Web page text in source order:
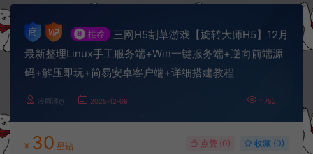
# 推荐
三网H5割草游戏【旋转大师H5】12月
最新整理Linux手工服务端+Win一键服务端+逆向前端源
码+解压即玩+简易安卓客户端+详细搭建教程
冷雨泽ღ 2025-12-06 1,752
¥ 30 星钻 点赞 (0) 收藏 (0)